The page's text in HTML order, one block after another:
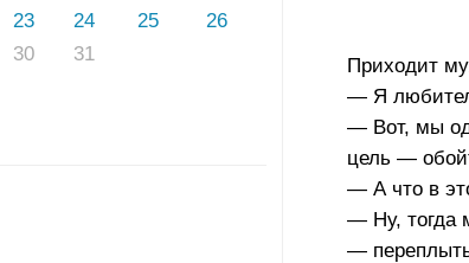
23 24 25
26
30 31
Приходит
— Я
— Вот, мы
цель —
— А что в
— Ну, тогда
—